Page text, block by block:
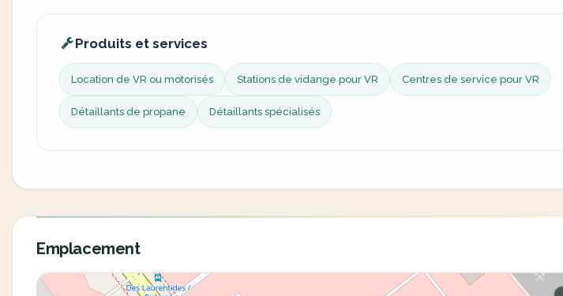
Produits et services
Location de VR ou motorisés Stations de vidange pour VR Centres de service pour VR
Détaillants de propane Détaillants spécialisés
Emplacement